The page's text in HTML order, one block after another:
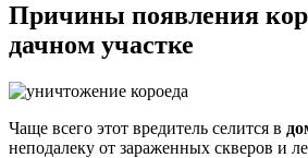
Причины появления
дачном участке
Чаще всего этот вредитель селится в
неподалеку от зараженных скверов и